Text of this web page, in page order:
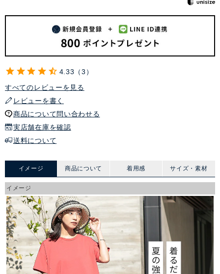
4.33
3
すべてのレビューを見る
レビューを書く
商品について問い合わせる
実店舗在庫を確認
送料について
イメージ 商品について 着用感 サイズ・素材
イメージ